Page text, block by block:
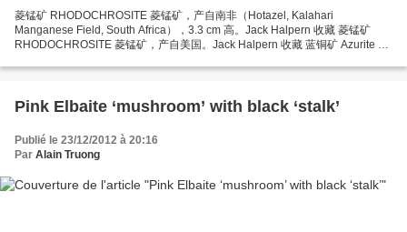
菱锰矿 RHODOCHROSITE 菱锰矿，产自南非（Hotazel, Kalahari
Manganese Field, South Africa），3.3 cm 高。Jack Halpern 收藏 菱锰矿
RHODOCHROSITE 菱锰矿，产自美国。Jack Halpern 收藏 蓝铜矿 Azurite 蓝
Halpern 收藏 锂电气石 ELBAITE 锂电气石，产自莫桑比克（Alto...
Pink Elbaite ‘mushroom’ with black ‘stalk’
Publié le 23/12/2012 à 20:16
Par Alain Truong